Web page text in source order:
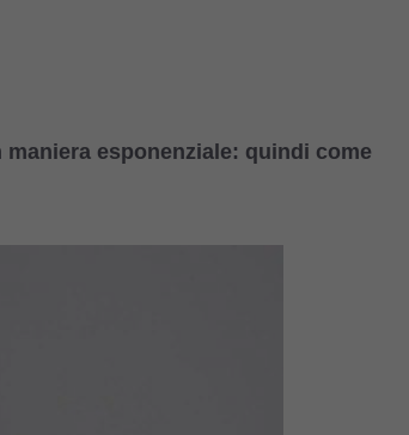
esponenziale: quindi come